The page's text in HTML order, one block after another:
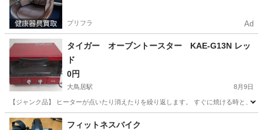
プリフラ Ad
タイガー オーブントースター KAE-G13N レッ
ド
0円
大鳥居駅 8月9日
【ジャンク品】 ヒーターが点いたり消えたりを繰り返します。 すぐに焼ける時と
東京 大田区 大鳥居駅 キッチン家電
フィットネスバイク